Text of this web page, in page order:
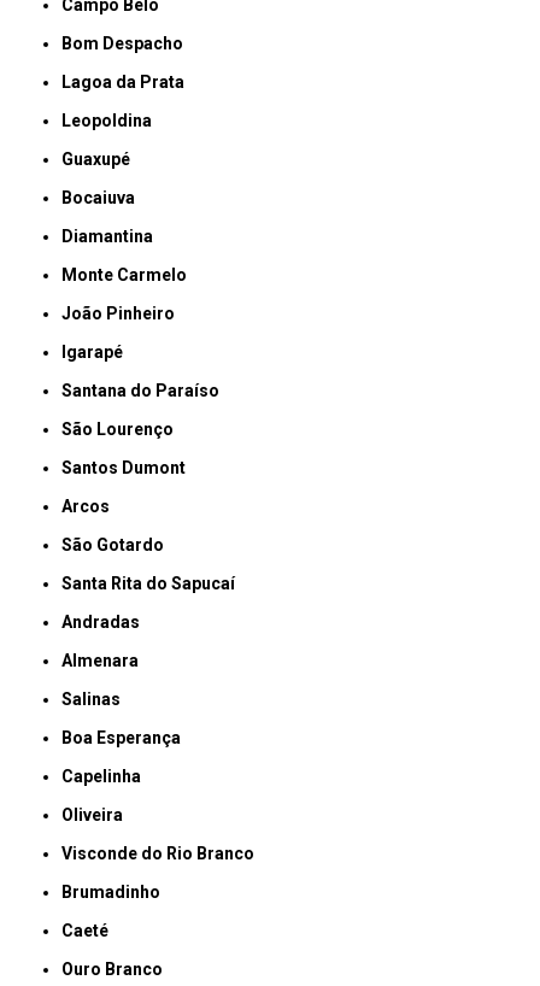
Campo Belo
Bom Despacho
Lagoa da Prata
Leopoldina
Guaxupé
Bocaiuva
Diamantina
Monte Carmelo
João Pinheiro
Igarapé
Santana do Paraíso
São Lourenço
Santos Dumont
Arcos
São Gotardo
Santa Rita do Sapucaí
Andradas
Almenara
Salinas
Boa Esperança
Capelinha
Oliveira
Visconde do Rio Branco
Brumadinho
Caeté
Ouro Branco